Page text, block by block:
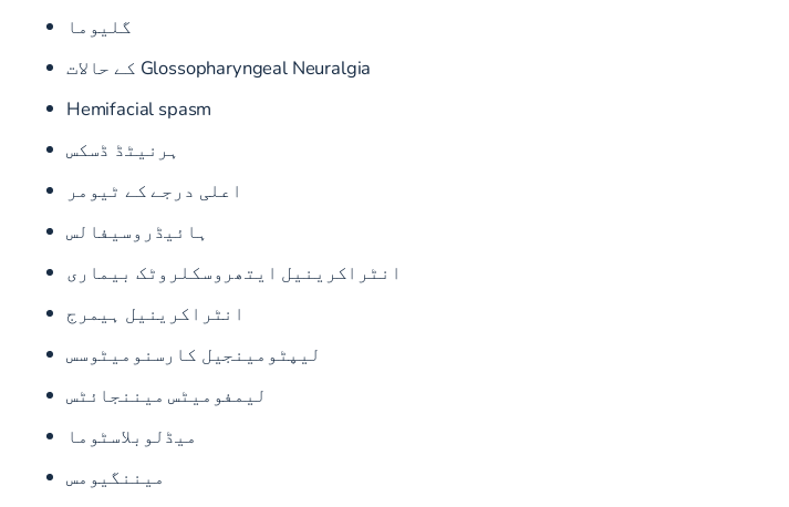
گلیوما
Glossopharyngeal Neuralgia کے حالات
Hemifacial spasm
ہرنیٹڈ ڈسکس
اعلی درجے کے ٹیومر
ہائیڈروسیفالس
انٹراکرینیل ایتھروسکلروٹک بیماری
انٹراکرینیل ہیمرج
لیپٹومینجیل کارسنومیٹوسس
لیمفومیٹس میننجائٹس
میڈلوبلاسٹوما
میننگیومس